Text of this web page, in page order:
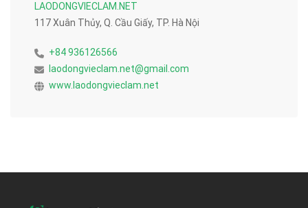
LAODONGVIECLAM.NET
117 Xuân Thủy, Q. Cầu Giấy, TP. Hà Nội
+84 936126566
laodongvieclam.net@gmail.com
www.laodongvieclam.net